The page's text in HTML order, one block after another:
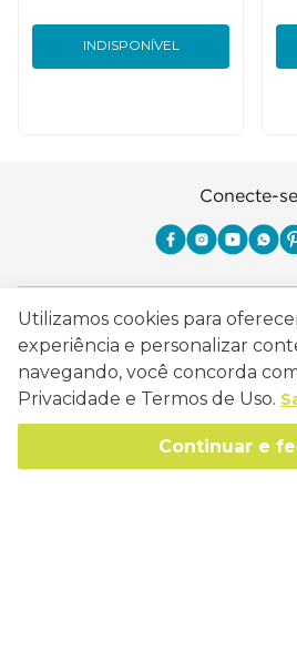
INDISPONÍVEL
Conecte-se
Como
Política de
Política de
Trocas e
Retire em
Sobre a
História
Canal de
Missão, Visão e
Utilizamos cookies para
experiência e personalizar
navegando, você concorda
Privacidade e Termos de Uso.
Continuar e